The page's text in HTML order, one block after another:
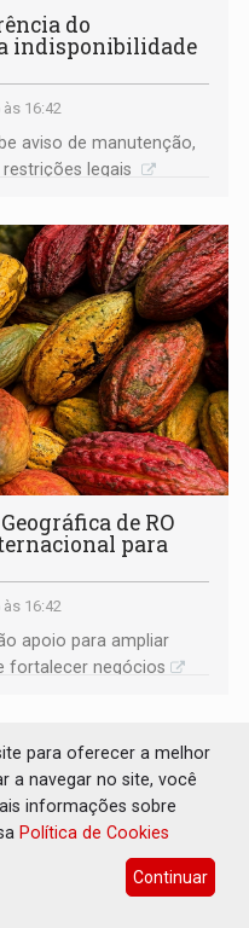
do
indisponibilidade
16:42
aviso de manutenção,
legais
de RO
para
16:42
apoio para ampliar
fortalecer negócios
para oferecer a melhor
a navegar no site, você
informações sobre
Política de Cookies
Continuar